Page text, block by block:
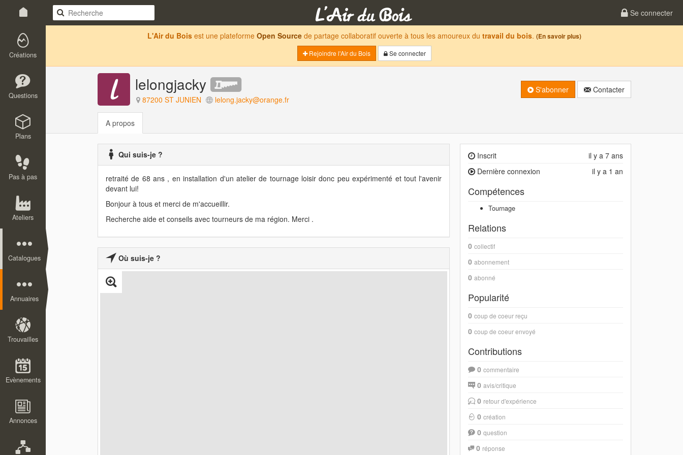
Se connecter
Créations
Questions
Plans
Pas à pas
Ateliers
Catalogues
Annuaires
Trouvailles
Evènements
Annonces
L'Air du Bois est une plateforme Open Source de partage collaboratif ouverte à tous les amoureux du travail du bois. (En savoir plus)
Rejoindre l'Air du Bois
Se connecter
lelongjacky
87200 ST JUNIEN lelong.jacky@orange.fr
S'abonner Contacter
A propos
Qui suis-je ?
retraité de 68 ans , en installation d'un atelier de tournage loisir donc peu expérimenté et tout l'avenir
devant lui!
Bonjour à tous et merci de m'accueillir.
Recherche aide et conseils avec tourneurs de ma région. Merci .
Où suis-je ?
il y a 7 ans
Inscrit
il y a 1 an
Dernière connexion
Compétences
Tournage
Relations
0 collectif
0 abonnement
0 abonné
Popularité
0 coup de coeur reçu
0 coup de coeur envoyé
Contributions
0 commentaire
0 avis/critique
0 retour d'expérience
0 création
0 question
0 réponse